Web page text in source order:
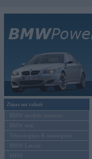
Ziņas un raksti
BMW modeļu jaunumi
BMW testi
Tehnoloģijas & sasniegumi
BMW Latvijā
MINI